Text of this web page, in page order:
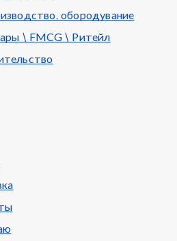
обородувание
\ FMCG \ Ритейл